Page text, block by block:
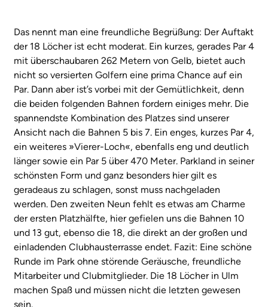
Das nennt man eine freundliche Begrüßung: Der Auftakt
der 18 Löcher ist echt moderat. Ein kurzes, gerades Par 4
mit überschaubaren 262 Metern von Gelb, bietet auch
nicht so versierten Golfern eine prima Chance auf ein
Par. Dann aber ist’s vorbei mit der Gemütlichkeit, denn
die beiden folgenden Bahnen fordern einiges mehr. Die
spannendste Kombination des Platzes sind unserer
Ansicht nach die Bahnen 5 bis 7. Ein enges, kurzes Par 4,
ein weiteres »Vierer-Loch«, ebenfalls eng und deutlich
länger sowie ein Par 5 über 470 Meter. Parkland in seiner
schönsten Form und ganz besonders hier gilt es
geradeaus zu schlagen, sonst muss nachgeladen
werden. Den zweiten Neun fehlt es etwas am Charme
der ersten Platzhälfte, hier gefielen uns die Bahnen 10
und 13 gut, ebenso die 18, die direkt an der großen und
einladenden Clubhausterrasse endet. Fazit: Eine schöne
Runde im Park ohne störende Geräusche, freundliche
Mitarbeiter und Clubmitglieder. Die 18 Löcher in Ulm
machen Spaß und müssen nicht die letzten gewesen
sein.